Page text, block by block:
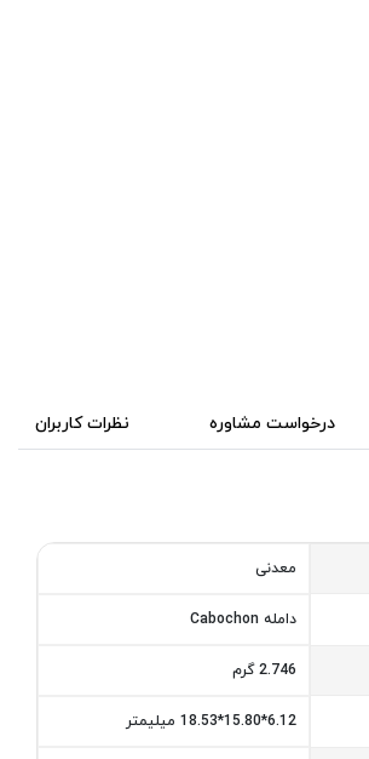
درخواست مشاوره نظرات کاربران
معدنی
دامله Cabochon
2.746 گرم
6.12*15.80*18.53 میلیمتر